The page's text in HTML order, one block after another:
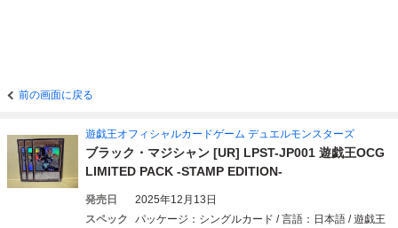
前の画面に戻る
遊戯王オフィシャルカードゲーム デュエルモンスターズ
ブラック・マジシャン [UR] LPST-JP001 遊戯王OCG
LIMITED PACK -STAMP EDITION-
発売日
2025年12月13日
スペック
パッケージ：シングルカード / 言語：日本語 / 遊戯王